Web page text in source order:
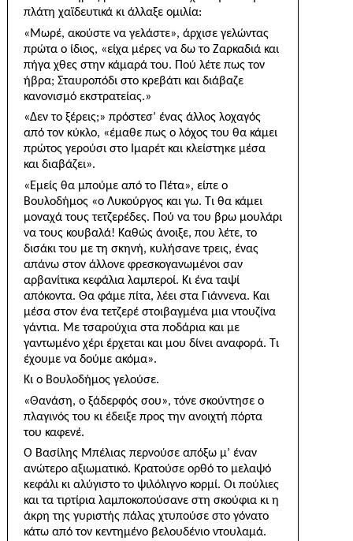
πλά­τη χαϊδευτικά κι άλλαξε ομιλία:
«Μωρέ, ακούστε να γελάστε», άρχισε γελώντας
πρώτα ο ίδιος, «είχα μέρες να δω το Ζαρκαδιά και
πήγα χθες στην κάμαρά του. Πού λέτε πως τον
ήβρα; Σταυροπόδι στο κρεβάτι και διάβαζε
κανονισμό εκστρατείας.»
«Δεν το ξέρεις;» πρόστεσ’ ένας άλλος λοχαγός
από τον κύκλο, «έμαθε πως ο λόχος του θα κάμει
πρώ­τος γερούσι στο Ιμαρέτ και κλείστηκε μέσα
και δια­βάζει».
«Εμείς θα μπούμε από το Πέτα», είπε ο
Βουλοδήμος «ο Λυκούργος και γω. Τι θα κάμει
μοναχά τους τετζερέδες. Πού να του βρω μουλάρι
να τους κουβαλά! Καθώς άνοιξε, που λέτε, το
δισάκι του με τη σκηνή, κυλήσανε τρεις, ένας
απάνω στον άλλονε φρεσκογανωμένοι σαν
αρβανίτικα κεφάλια λαμπεροί. Κι ένα ταψί
απόκοντα. Θα φάμε πίτα, λέει στα Γιάννενα. Και
μέσα στον ένα τετζερέ στοιβαγμένα μια ντουζίνα
γάντια. Με τσαρούχια στα ποδάρια και με
γαντωμένο χέρι έρχεται και μου δίνει αναφορά. Τι
έχουμε να δούμε ακόμα».
Κι ο Βουλοδήμος γελούσε.
«Θανάση, ο ξάδερφός σου», τόνε σκούντησε ο
πλαγινός του κι έδειξε προς την ανοιχτή πόρτα
του κα­φενέ.
Ο Βασίλης Μπέλιας περνούσε απόξω μ’ έναν
ανώτερο αξιωματικό. Κρατούσε ορθό το μελαψό
κεφάλι κι αλύγιστο το ψιλόλιγνο κορμί. Οι πούλιες
και τα τιρτίρια λαμποκοπούσανε στη σκούφια κι η
άκρη της γυριστής πάλας χτυπούσε στο γόνατο
κάτω από τον κεντημένο βελουδένιο ντουλαμά.